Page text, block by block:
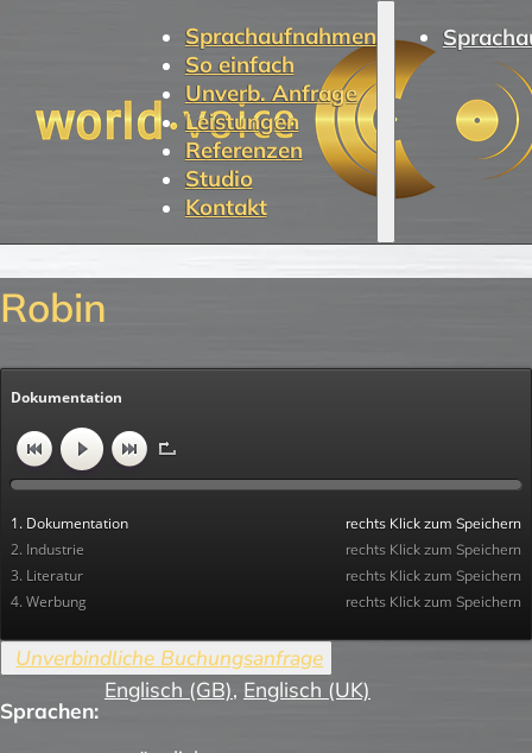
Sprachaufnahmen
So einfach
Unverb. Anfrage
Leistungen
Referenzen
Studio
Kontakt
Robin
Dokumentation
1. Dokumentation rechts Klick zum Speichern
2. Industrie rechts Klick zum Speichern
3. Literatur rechts Klick zum Speichern
4. Werbung rechts Klick zum Speichern
Sprachen:
Englisch (GB), Englisch (UK)